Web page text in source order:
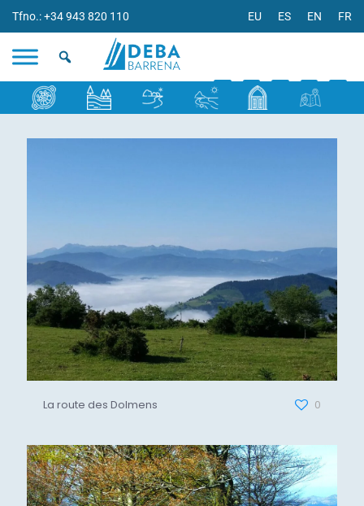
Tfno.: +34 943 820 110 EU ES EN FR
La route des Dolmens 0